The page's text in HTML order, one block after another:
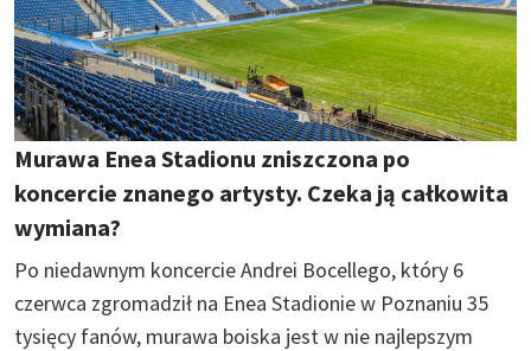
Murawa Enea Stadionu zniszczona po
koncercie znanego artysty. Czeka ją całkowita
wymiana?
Po niedawnym koncercie Andrei Bocellego, który 6
czerwca zgromadził na Enea Stadionie w Poznaniu 35
tysięcy fanów, murawa boiska jest w nie najlepszym